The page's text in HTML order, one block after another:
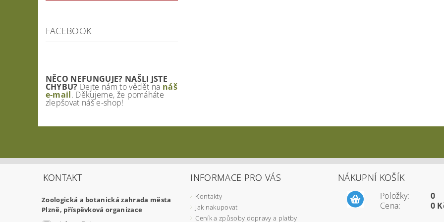
FACEBOOK
NĚCO NEFUNGUJE? NAŠLI JSTE
CHYBU? Dejte nám to vědět na náš
e-mail. Děkujeme, že pomáháte
zlepšovat náš e-shop!
KONTAKT
Zoologická a botanická zahrada města
Plzně, příspěvková organizace
INFORMACE PRO VÁS
Kontakty
Jak nakupovat
Ceník a způsoby dopravy a platby
NÁKUPNÍ KOŠÍK
Položky:
Cena:
0
0